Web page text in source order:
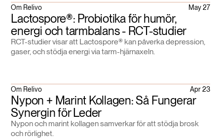
Om Relivo May 27
Lactospore®: Probiotika för humör,
energi och tarmbalans - RCT-studier
RCT-studier visar att Lactospore® kan påverka depression,
gaser, och stödja energi via tarm-hjärnaxeln.
Om Relivo Apr 23
Nypon + Marint Kollagen: Så Fungerar
Synergin för Leder
Nypon och marint kollagen samverkar för att stödja brosk
och rörlighet.